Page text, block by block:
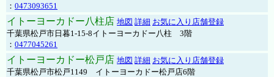
： 0473093651
イトーヨーカドー八柱店 地図 詳細 お気に入り店舗登録
千葉県松戸市日暮1-15-8イトーヨーカドー八柱 3階
： 0477045261
イトーヨーカドー松戸店 地図 詳細 お気に入り店舗登録
千葉県松戸市松戸1149 イトーヨーカドー松戸店6階